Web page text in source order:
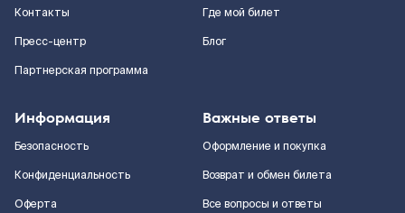
Контакты
Пресс-центр
Партнерская программа
Где мой билет
Блог
Информация
Безопасность
Конфиденциальность
Оферта
Важные ответы
Оформление и покупка
Возврат и обмен билета
Все вопросы и ответы